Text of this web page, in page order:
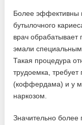
Более эффективны
бутылочного
врач обрабатывает
эмали
Такая процедура
трудоемка,
(коффердама) и у
наркозом.
Значительно более